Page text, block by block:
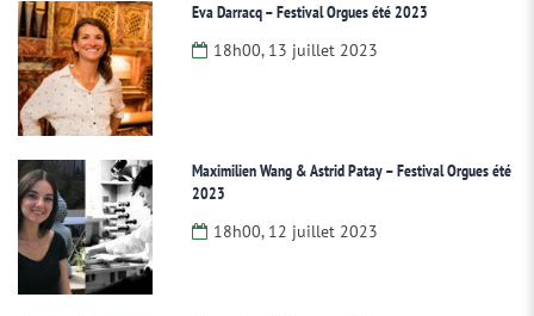
Eva Darracq – Festival Orgues été 2023
18h00, 13 juillet 2023
Maximilien Wang & Astrid Patay – Festival Orgues été
2023
18h00, 12 juillet 2023